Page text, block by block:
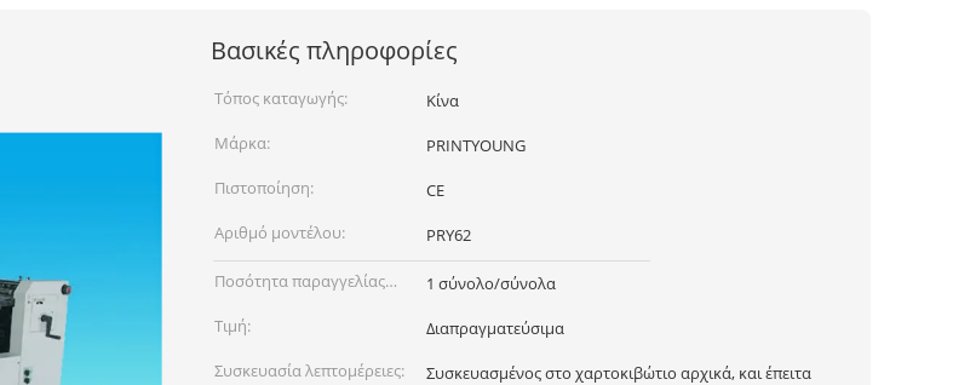
Βασικές πληροφορίες
Τόπος καταγωγής:
Κίνα
Μάρκα:
PRINTYOUNG
Πιστοποίηση:
CE
Αριθμό μοντέλου:
PRY62
Ποσότητα παραγγελίας
min:
1 σύνολο/σύνολα
Τιμή:
Διαπραγματεύσιμα
Συσκευασία λεπτομέρειες:
Συσκευασμένος στο χαρτοκιβώτιο αρχικά, και έπειτα